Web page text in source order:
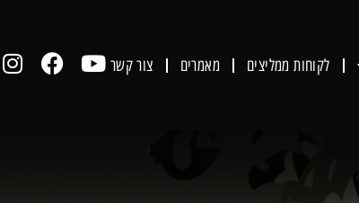
לקוחות ממליצים מאמרים צור קשר